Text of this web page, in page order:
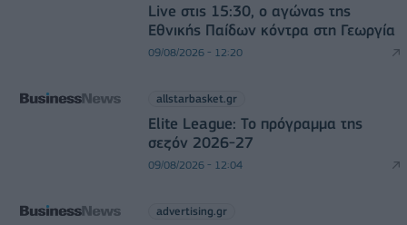
Live στις 15:30, ο αγώνας της
Εθνικής Παίδων κόντρα στη Γεωργία
09/08/2026 - 12:20
allstarbasket.gr
Elite League: Το πρόγραμμα της
σεζόν 2026-27
09/08/2026 - 12:04
advertising.gr